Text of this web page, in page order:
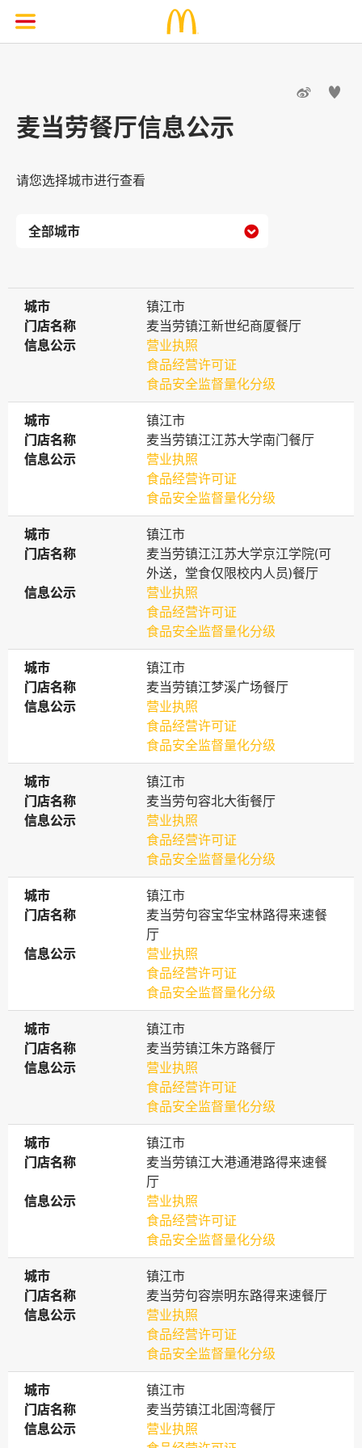
 
麦当劳餐厅信息公示
请您选择城市进行查看

城市
城市
镇江市
门店名称
门店名称
麦当劳镇江新世纪商厦餐厅
信息公示
信息公示
营业执照
食品经营许可证
食品安全监督量化分级
城市
城市
镇江市
门店名称
门店名称
麦当劳镇江江苏大学南门餐厅
信息公示
信息公示
营业执照
食品经营许可证
食品安全监督量化分级
城市
城市
镇江市
门店名称
门店名称
麦当劳镇江江苏大学京江学院(可
外送，堂食仅限校内人员)餐厅
信息公示
信息公示
营业执照
食品经营许可证
食品安全监督量化分级
城市
城市
镇江市
门店名称
门店名称
麦当劳镇江梦溪广场餐厅
信息公示
信息公示
营业执照
食品经营许可证
食品安全监督量化分级
城市
城市
镇江市
门店名称
门店名称
麦当劳句容北大街餐厅
信息公示
信息公示
营业执照
食品经营许可证
食品安全监督量化分级
城市
城市
镇江市
门店名称
门店名称
麦当劳句容宝华宝林路得来速餐
厅
信息公示
信息公示
营业执照
食品经营许可证
食品安全监督量化分级
城市
城市
镇江市
门店名称
门店名称
麦当劳镇江朱方路餐厅
信息公示
信息公示
营业执照
食品经营许可证
食品安全监督量化分级
城市
城市
镇江市
门店名称
门店名称
麦当劳镇江大港通港路得来速餐
厅
信息公示
信息公示
营业执照
食品经营许可证
食品安全监督量化分级
城市
城市
镇江市
门店名称
门店名称
麦当劳句容崇明东路得来速餐厅
信息公示
信息公示
营业执照
食品经营许可证
食品安全监督量化分级
城市
城市
镇江市
门店名称
门店名称
麦当劳镇江北固湾餐厅
信息公示
信息公示
营业执照